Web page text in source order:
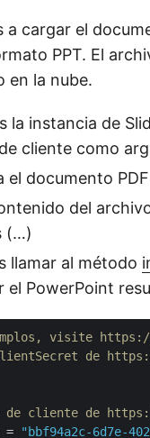
a cargar el
PPT. El
en la nube.
la instancia de
cliente como
el documento
del
(…)
llamar al método
el PowerPoint
visite
de
de cliente de
=
"bbf94a2c-6d7e-